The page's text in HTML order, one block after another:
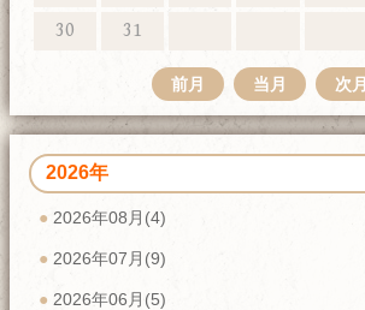
30
31
前月 当月 次月
2026年
2026年08月(4)
2026年07月(9)
2026年06月(5)